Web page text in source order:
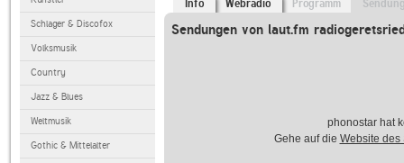
Schlager & Discofox
Volksmusik
Country
Jazz & Blues
Weltmusik
Gothic & Mittelalter
Info Webradio Programm
Sendungen von laut.fm
phonostar hat
Gehe auf die Website des